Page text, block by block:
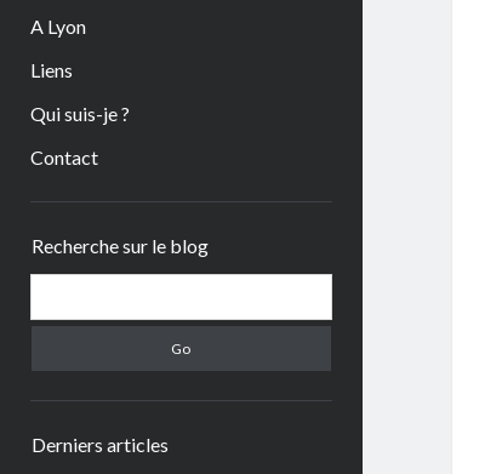
A Lyon
Liens
Qui suis-je ?
Contact
Recherche sur le blog
Derniers articles